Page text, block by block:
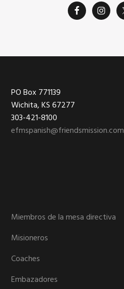
Footer
PO Box 771139
Wichita, KS 67277
303-421-8100
efmspanish@friendsmission.com
Miembros de la mesa directiva
Misioneros
Coaches
Embazadores